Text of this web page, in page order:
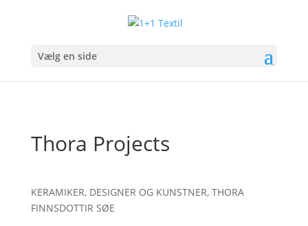
Vælg en side
Thora Projects
KERAMIKER, DESIGNER OG KUNSTNER, THORA
FINNSDOTTIR SØE